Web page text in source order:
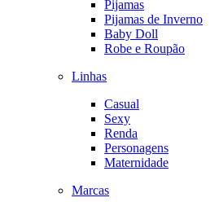
Pijamas
Pijamas de Inverno
Baby Doll
Robe e Roupão
Linhas
Casual
Sexy
Renda
Personagens
Maternidade
Marcas